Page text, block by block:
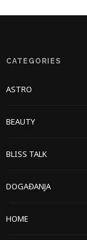
CATEGORIES
ASTRO
BEAUTY
BLISS TALK
DOGAĐANJA
HOME